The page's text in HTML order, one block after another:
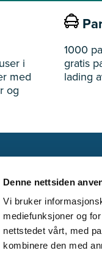
Denne nettsiden
Vi bruker
mediefunksjoner og
nettstedet vårt, med
kombinere den med
i
med
og
1000
gratis
lading